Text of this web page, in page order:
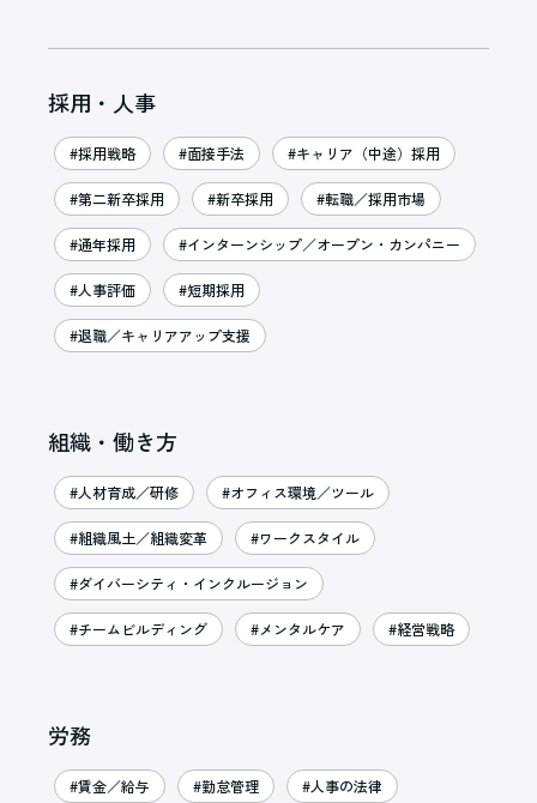
採用・人事
#採用戦略 #面接手法 #キャリア（中途）採用
#第二新卒採用 #新卒採用 #転職／採用市場
#通年採用 #インターンシップ／オープン・カンパニー
#人事評価 #短期採用
#退職／キャリアアップ支援
組織・働き方
#人材育成／研修 #オフィス環境／ツール
#組織風土／組織変革 #ワークスタイル
#ダイバーシティ・インクルージョン
#チームビルディング #メンタルケア #経営戦略
労務
#賃金／給与 #勤怠管理 #人事の法律